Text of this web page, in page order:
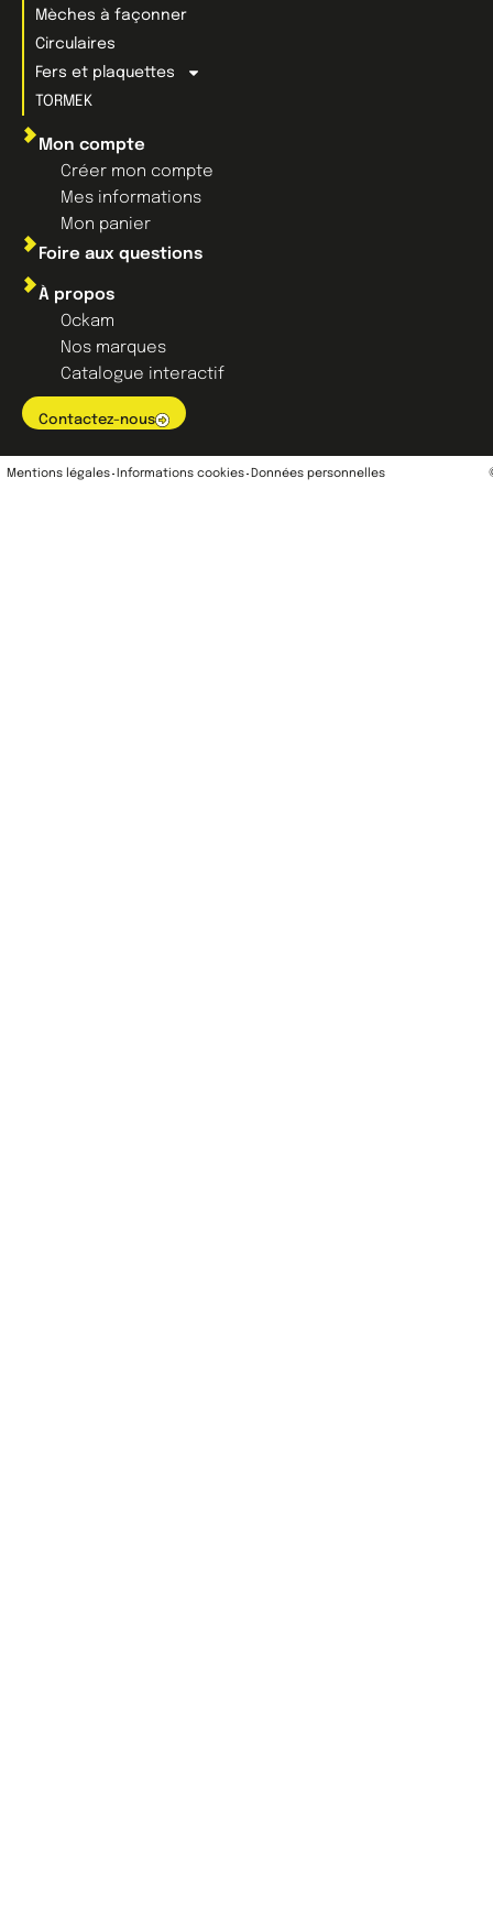
À propos
Ockam
Nos marques
Catalogue interactif
Contactez-nous
Mèches à façonner
Circulaires
Fers et plaquettes
TORMEK
Mon compte
Créer mon compte
Mes informations
Mon panier
Foire aux questions
Mentions légales Informations cookies Données personnelles